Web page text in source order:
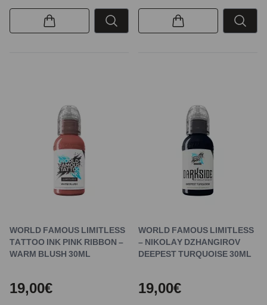
WORLD FAMOUS LIMITLESS
TATTOO INK PINK RIBBON –
WARM BLUSH 30ML
19,00€
WORLD FAMOUS LIMITLESS
– NIKOLAY DZHANGIROV
DEEPEST TURQUOISE 30ML
19,00€